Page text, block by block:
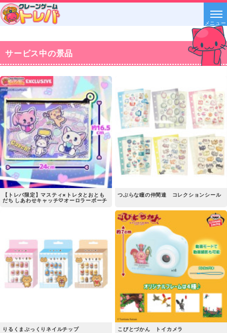
メニュー
サービス中の景品
【トレバ限定】マスティ×トレタとおとも
だち しあわせキャッチ♡オーロラーポーチ
つぶらな瞳の仲間達 コレクションシール
りるくまぷっくりネイルチップ こびとづかん トイカメラ